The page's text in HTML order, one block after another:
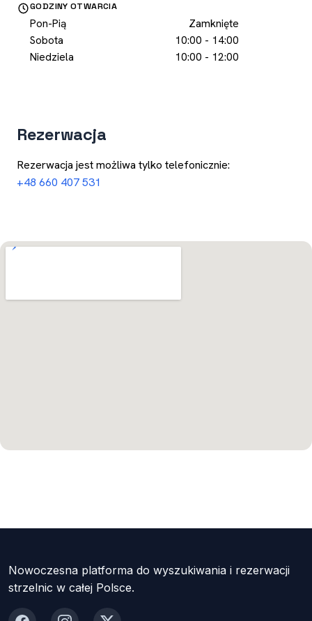
GODZINY OTWARCIA
Pon-Pią
Zamknięte
Sobota
10:00 - 14:00
Niedziela
10:00 - 12:00
Rezerwacja
Rezerwacja jest możliwa tylko telefonicznie:
+48 660 407 531
Nowoczesna platforma do wyszukiwania i rezerwacji
strzelnic w całej Polsce.